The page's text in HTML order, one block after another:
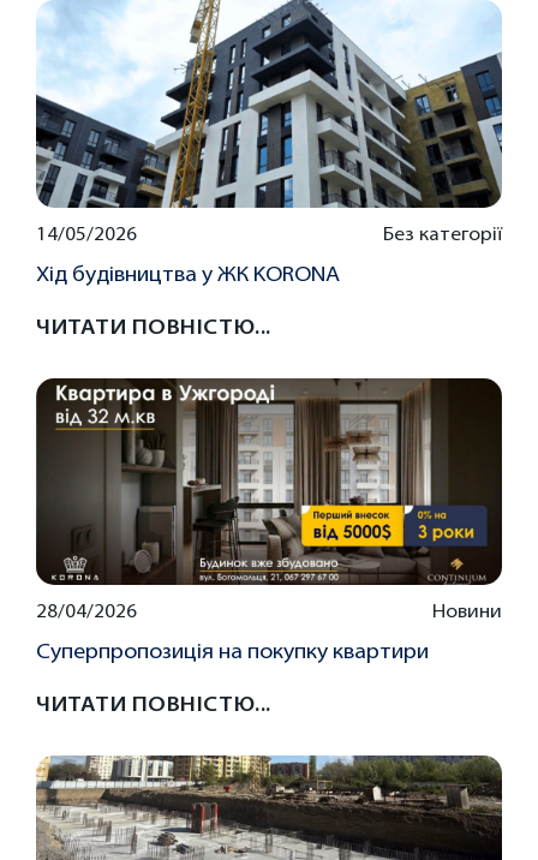
14/05/2026 Без категорії
Хід будівництва у ЖК KORONA
ЧИТАТИ ПОВНІСТЮ...
28/04/2026 Новини
Суперпропозиція на покупку квартири
ЧИТАТИ ПОВНІСТЮ...